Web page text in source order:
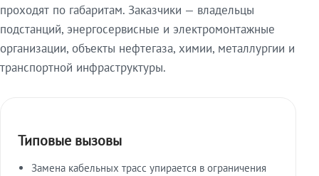
проходят по габаритам. Заказчики — владельцы
подстанций, энергосервисные и электромонтажные
организации, объекты нефтегаза, химии, металлургии и
транспортной инфраструктуры.
Типовые вызовы
Замена кабельных трасс упирается в ограничения